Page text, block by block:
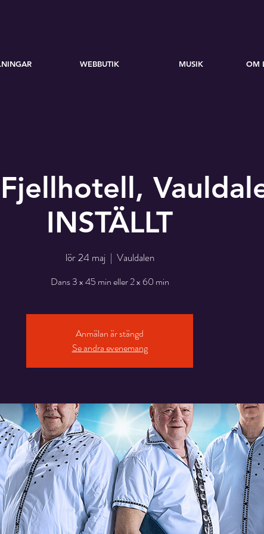
WEBBUTIK MUSIK OM
INSTÄLLT
lör 24 maj
  |
Vauldalen
Dans 3 x 45 min eller 2 x 60 min
Anmälan är stängd
Se andra evenemang